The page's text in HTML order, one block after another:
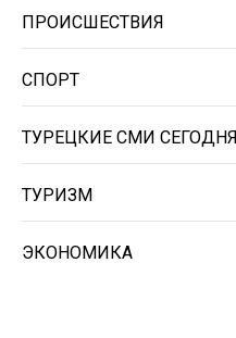
ПРОИСШЕСТВИЯ
СПОРТ
ТУРЕЦКИЕ СМИ СЕГОДНЯ
ТУРИЗМ
ЭКОНОМИКА